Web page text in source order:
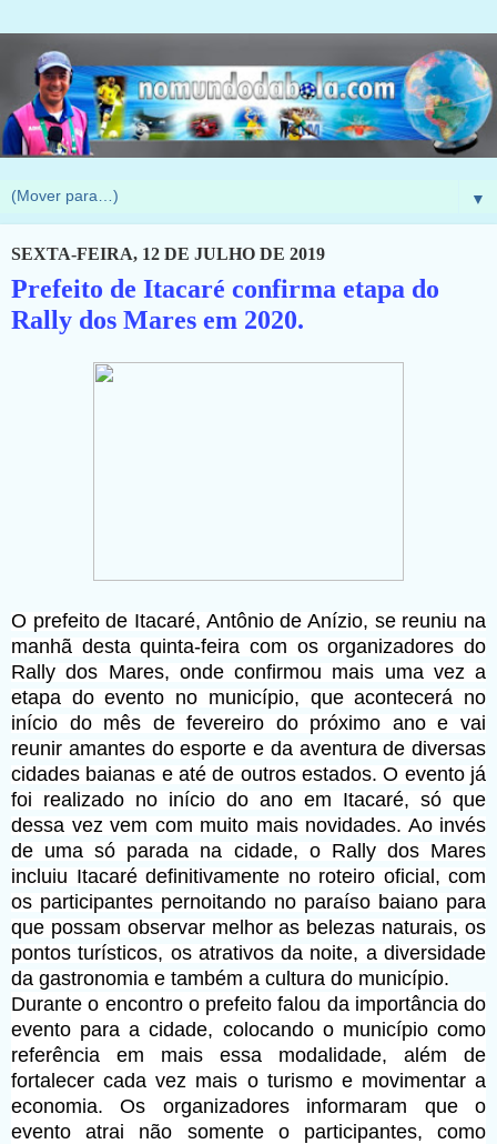
▼
SEXTA-FEIRA, 12 DE JULHO DE 2019
Prefeito de Itacaré confirma etapa do
Rally dos Mares em 2020.
O prefeito de Itacaré, Antônio de Anízio, se reuniu na
manhã desta quinta-feira com os organizadores do
Rally dos Mares, onde confirmou mais uma vez a
etapa do evento no município, que acontecerá no
início do mês de fevereiro do próximo ano e vai
reunir amantes do esporte e da aventura de diversas
cidades baianas e até de outros estados. O evento já
foi realizado no início do ano em Itacaré, só que
dessa vez vem com muito mais novidades. Ao invés
de uma só parada na cidade, o Rally dos Mares
incluiu Itacaré definitivamente no roteiro oficial, com
os participantes pernoitando no paraíso baiano para
que possam observar melhor as belezas naturais, os
pontos turísticos, os atrativos da noite, a diversidade
da gastronomia e também a cultura do município.
Durante o encontro o prefeito falou da importância do
evento para a cidade, colocando o município como
referência em mais essa modalidade, além de
fortalecer cada vez mais o turismo e movimentar a
economia. Os organizadores informaram que o
evento atrai não somente o participantes, como